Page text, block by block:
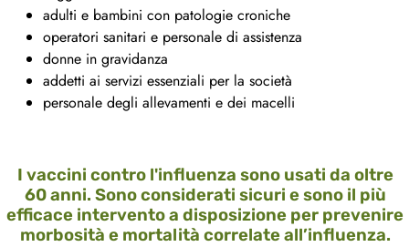
adulti e bambini con patologie croniche
operatori sanitari e personale di assistenza
donne in gravidanza
addetti ai servizi essenziali per la società
personale degli allevamenti e dei macelli
I vaccini contro l'influenza sono usati da oltre
60 anni. Sono considerati sicuri e sono il più
efficace intervento a disposizione per prevenire
morbosità e mortalità correlate all’influenza.